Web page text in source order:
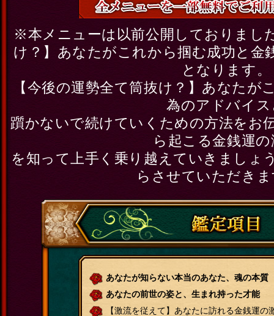
※本メニューは以前公開しておりまし
け？】あなたがこれから掴む成功と金
となります。
【今後の運勢全て筒抜け？】あなたが
為のアドバイス
躓かないで続けていくための方法をお
ら起こる金銭運の
を知って上手く乗り越えていきましょ
らさせていただき
あなたが知らない本当のあなた、魂の本質
あなたの前世の姿と、生まれ持った才能
【激流を従えて】あなたに訪れる金銭運の